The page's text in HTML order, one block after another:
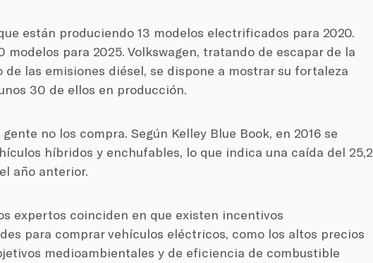
están produciendo 13 modelos electrificados para 2020.
modelos para 2025. Volkswagen, tratando de escapar de la
de las emisiones diésel, se dispone a mostrar su fortaleza
30 de ellos en producción.
no los compra. Según Kelley Blue Book, en 2016 se
híbridos y enchufables, lo que indica una caída del 25,2
año anterior.
expertos coinciden en que existen incentivos
para comprar vehículos eléctricos, como los altos precios
medioambientales y de eficiencia de combustible